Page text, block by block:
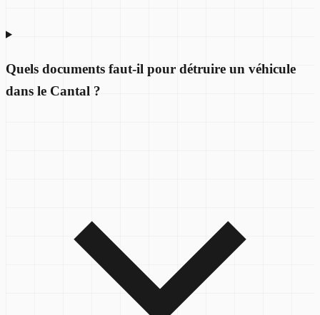
Quels documents faut-il pour détruire un véhicule
dans le Cantal ?